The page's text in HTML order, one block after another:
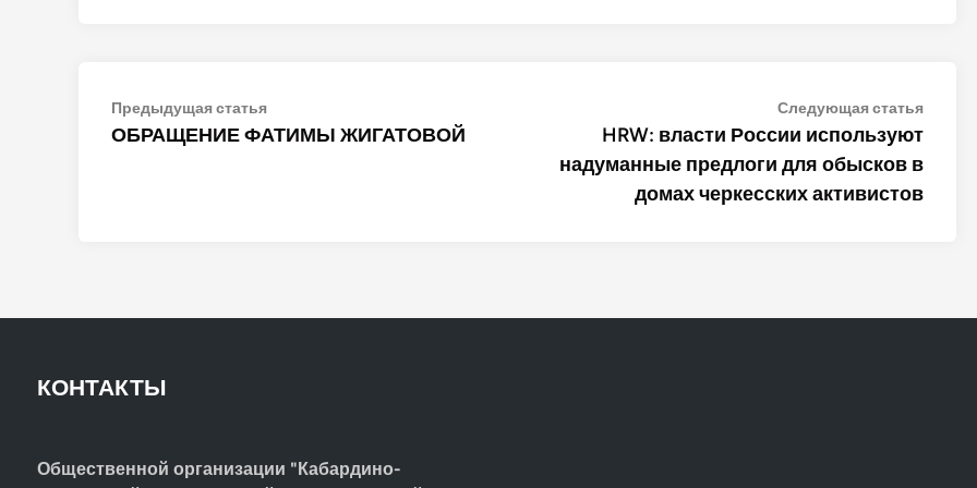
Навигация
по
Предыдущая статьяПредыдущая
статья:
ОБРАЩЕНИЕ ФАТИМЫ ЖИГАТОВОЙ
Следующая статья
статья:
HRW: власти России используют
надуманные предлоги для обысков в
домах черкесских активистов
КОНТАКТЫ
Общественной организации "Кабардино-